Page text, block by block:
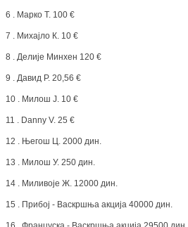
6 . Марко Т. 100 €
7 . Михајло К. 10 €
8 . Делије Минхен 120 €
9 . Давид Р. 20,56 €
10 . Милош Ј. 10 €
11 . Danny V. 25 €
12 . Његош Ц. 2000 дин.
13 . Милош У. 250 дин.
14 . Миливоје Ж. 12000 дин.
15 . Прибој - Васкршња акција 40000 дин.